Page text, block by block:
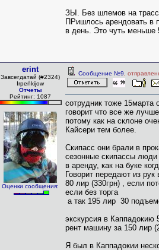
ЗЫ. Без шлемов на
ПРишлось арендовать в
в день. Это чуть меньше
erint
Завсегдатай (#2324)
Irpeńkijow
Отчеты
Рейтинг: 1087
Оценки сообщения:
Сообщение №9 ,
сотрудник тоже 15марта
говорит что все же
потому как на склоне
Кайсери тем более.
Скипасс они брали в
сезонные скипассы
в аренду, как на буке
Говорит передают из
80 лир (330грн) , если
если без торга
а так 195 лир 30
экскурсия в Каппадокию
рент машину за 150 лир
Я был в Каппадокии